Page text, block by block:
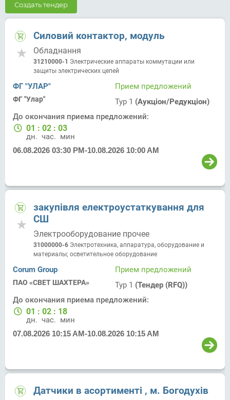
Создать тендер
Силовий контактор, модуль
Обладнання
31210000-1 Электрические аппараты коммутации или
защиты электрических цепей
ФГ "УЛАР"
ФГ "Улар"
Прием предложений
Тур 1 (Аукціон/Редукціон)
До окончания приема предложений:
01 : 02 : 03
дн. час. мин.
06.08.2026 03:30 PM-10.08.2026 10:00 AM
закупівля електроустаткування для
СШ
Электрооборудование прочее
31000000-6 Электротехника, аппаратура, оборудование и
материалы; осветительное оборудование
Corum Group
ПАО «СВЕТ ШАХТЕРА»
Прием предложений
Тур 1 (Тендер (RFQ))
До окончания приема предложений:
01 : 02 : 18
дн. час. мин.
07.08.2026 10:15 AM-10.08.2026 10:15 AM
Датчики в асортименті , м. Богодухів